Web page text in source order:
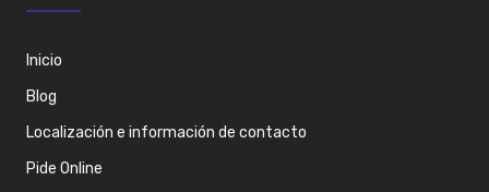
Inicio
Blog
Localización e información de contacto
Pide Online